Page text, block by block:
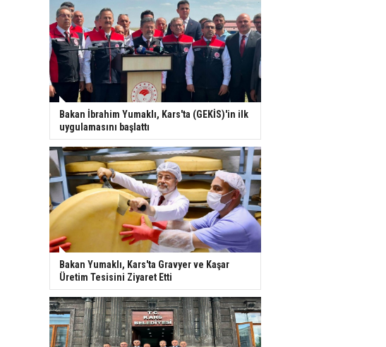
Bakan İbrahim Yumaklı, Kars'ta (GEKİS)'in ilk
uygulamasını başlattı
Bakan Yumaklı, Kars'ta Gravyer ve Kaşar
Üretim Tesisini Ziyaret Etti